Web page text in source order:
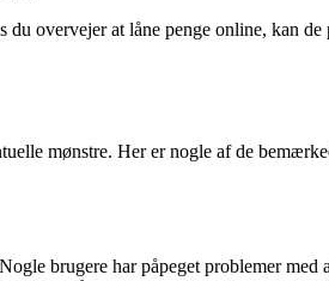
overvejer at låne penge online, kan de
mønstre. Her er nogle af de
brugere har påpeget problemer med